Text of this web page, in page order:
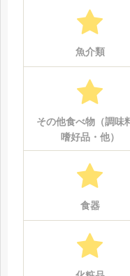
魚介類
その他食べ物（調味
嗜好品・他）
食器